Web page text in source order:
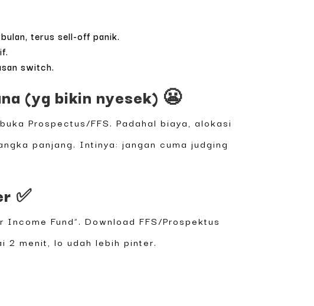
terus sell-off panik.
switch.
(yg bikin nyesek) 😬
Prospectus/FFS. Padahal biaya, alokasi
panjang. Intinya: jangan cuma judging
✅
Fund”. Download FFS/Prospektus
2 menit, lo udah lebih pinter.